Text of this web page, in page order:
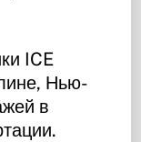
ICE
Нью-
в